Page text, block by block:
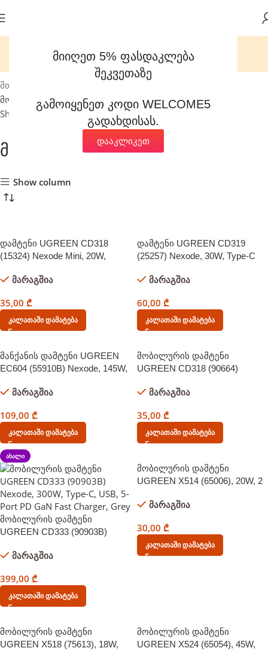
მიიღეთ 5% ფასდაკლება
შეკვეთაზე
გამოიყენეთ კოდი WELCOME5
გადახდისას.
დააკლიკეთ
მთავარი
მობილურის დამტენები
Showing 1–24 of 43 results
მობილურის დამტენები
Show column
დამტენი UGREEN CD318
(15324) Nexode Mini, 20W,
მარაგშია
35,00 ₾
Კალათაში Დამატება
დამტენი UGREEN CD319
(25257) Nexode, 30W, Type-C
Charger, Gray
მარაგშია
60,00 ₾
Კალათაში Დამატება
მანქანის დამტენი UGREEN
EC604 (55910B) Nexode, 145W,
Type-C Cable, Grey
მარაგშია
109,00 ₾
Კალათაში Დამატება
მობილურის დამტენი
UGREEN CD318 (90664)
Type-c, Black
მარაგშია
35,00 ₾
Კალათაში Დამატება
ᲐᲮᲐᲚᲘ
მობილურის დამტენი
UGREEN CD333 (90903B)
Port PD GaN Fast Charger, Grey
მარაგშია
399,00 ₾
Კალათაში Დამატება
მობილურის დამტენი
UGREEN X514 (65006), 20W, 2
Charger, White
მარაგშია
30,00 ₾
Კალათაში Დამატება
მობილურის დამტენი
UGREEN X518 (75613), 18W,
მობილურის დამტენი
UGREEN X524 (65054), 45W,